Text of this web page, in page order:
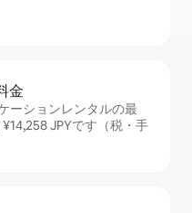
金
ーションレンタルの最
JPYです（税・手